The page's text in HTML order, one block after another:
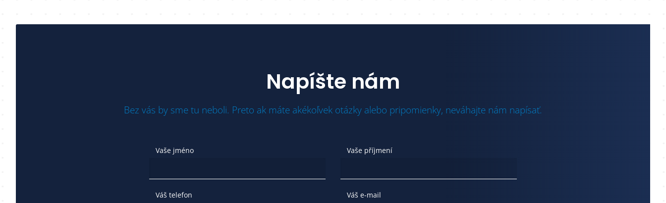
Napíšte nám
Bez vás by sme tu neboli. Preto ak máte akékoľvek otázky alebo pripomienky, neváhajte nám napísať.
Vaše jméno Vaše příjmení
Váš telefon Váš e-mail